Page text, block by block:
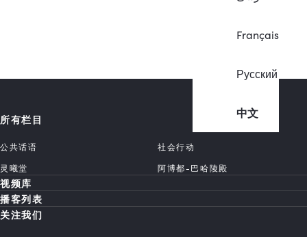
Français
Русский
中文
所有栏目
公共话语
社会行动
灵曦堂
阿博都-巴哈陵殿
视频库
播客列表
关注我们